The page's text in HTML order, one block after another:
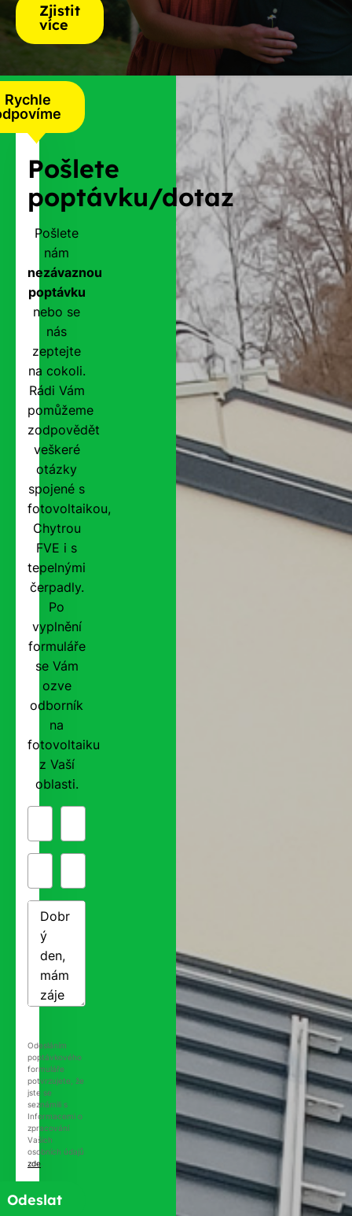
Zjistit
více
Rychle
Pošlete
poptávku/dotaz
Pošlete
nám
nezávaznou
poptávku
nebo se
nás
zeptejte
na cokoli.
Rádi Vám
pomůžeme
zodpovědět
veškeré
otázky
spojené s
fotovoltaikou,
Chytrou
FVE i s
tepelnými
čerpadly.
Po
vyplnění
formuláře
se Vám
ozve
odborník
na
fotovoltaiku
z Vaší
oblasti.
Odesláním
poptávkového
formuláře
potvrzujete, že
jste se
seznámili s
Informacemi o
zpracování
Vašich
osobních údajů
zde